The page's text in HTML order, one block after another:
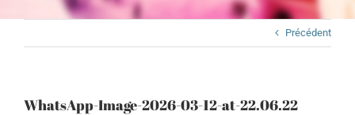
Précédent
WhatsApp-Image-2026-03-12-at-22.06.22